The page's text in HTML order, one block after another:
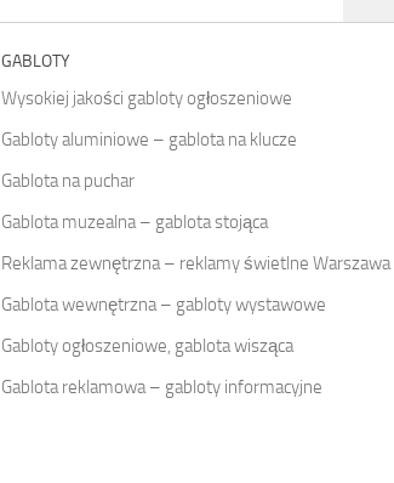
GABLOTY
Wysokiej jakości gabloty ogłoszeniowe
Gabloty aluminiowe – gablota na klucze
Gablota na puchar
Gablota muzealna – gablota stojąca
Reklama zewnętrzna – reklamy świetlne Warszawa
Gablota wewnętrzna – gabloty wystawowe
Gabloty ogłoszeniowe, gablota wisząca
Gablota reklamowa – gabloty informacyjne